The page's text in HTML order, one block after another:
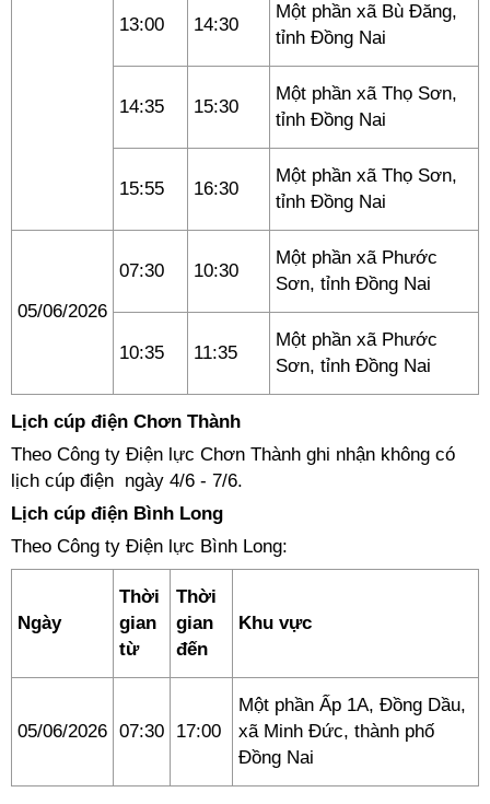
13:00 14:30
Một phần xã Bù Đăng,
tỉnh Đồng Nai
14:35 15:30
Một phần xã Thọ Sơn,
tỉnh Đồng Nai
15:55 16:30
Một phần xã Thọ Sơn,
tỉnh Đồng Nai
05/06/2026
07:30 10:30
Một phần xã Phước
Sơn, tỉnh Đồng Nai
10:35 11:35
Một phần xã Phước
Sơn, tỉnh Đồng Nai
Lịch cúp điện Chơn Thành
Theo Công ty Điện lực Chơn Thành ghi nhận không có
lịch cúp điện ngày 4/6 - 7/6.
Lịch cúp điện Bình Long
Theo Công ty Điện lực Bình Long:
Ngày
Thời
gian
từ
Thời
gian
đến
Khu vực
05/06/2026 07:30 17:00
Một phần Ấp 1A, Đồng Dầu,
xã Minh Đức, thành phố
Đồng Nai